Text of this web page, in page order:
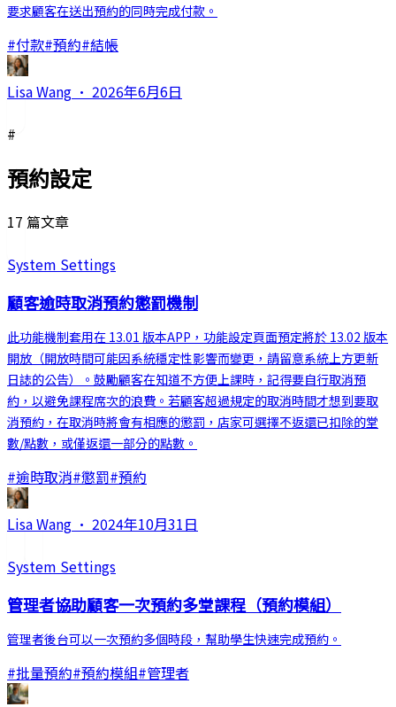
要求顧客在送出預約的同時完成付款。
#付款#預約#結帳
Lisa Wang · 2026年6月6日
#
預約設定
17 篇文章
System Settings
顧客逾時取消預約懲罰機制
此功能機制套用在 13.01 版本APP，功能設定頁面預定將於 13.02 版本
開放（開放時間可能因系統穩定性影響而變更，請留意系統上方更新
日誌的公告）。鼓勵顧客在知道不方便上課時，記得要自行取消預
約，以避免課程席次的浪費。若顧客超過規定的取消時間才想到要取
消預約，在取消時將會有相應的懲罰，店家可選擇不返還已扣除的堂
數/點數，或僅返還一部分的點數。
#逾時取消#懲罰#預約
Lisa Wang · 2024年10月31日
System Settings
管理者協助顧客一次預約多堂課程（預約模組）
管理者後台可以一次預約多個時段，幫助學生快速完成預約。
#批量預約#預約模組#管理者